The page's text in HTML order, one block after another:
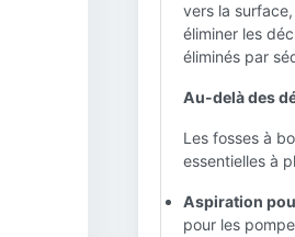
vers la
éliminer les
éliminés par
Au-delà des
Les fosses à
essentielles à
Aspiration
pour les